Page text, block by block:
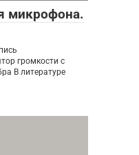
микрофона.
громкости с
В литературе